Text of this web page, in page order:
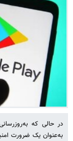
در حالی که
به‌عنوان یک ضرورت